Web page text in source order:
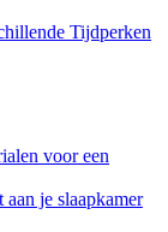
Tijdperken
voor een
je slaapkamer